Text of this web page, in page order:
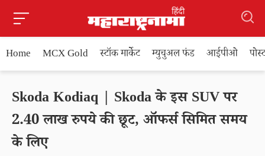
Home MCX Gold स्टॉक मार्केट म्युचुअल फंड आईपीओ
Skoda Kodiaq | Skoda के इस SUV पर
2.40 लाख रुपये की छूट, ऑफर्स सिमित समय
के लिए